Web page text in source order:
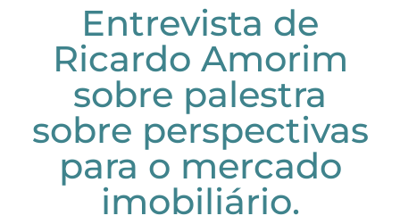
Entrevista de
Ricardo Amorim
sobre palestra
sobre perspectivas
para o mercado
imobiliário.